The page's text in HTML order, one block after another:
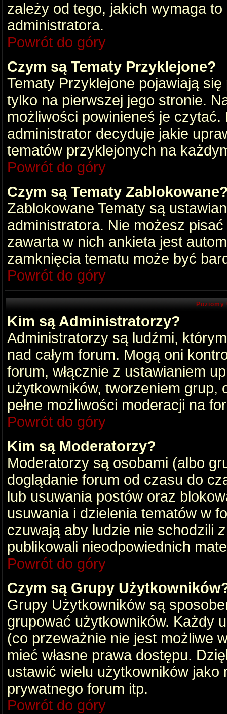
zależy od tego, jakich wymaga
administratora.
Powrót do góry
Czym są Tematy Przyklejone?
Tematy Przyklejone pojawiają
tylko na pierwszej jego stronie.
możliwości powinieneś je czytać.
administrator decyduje jakie
tematów przyklejonych na
Powrót do góry
Czym są Tematy
Zablokowane Tematy są
administratora. Nie możesz
zawarta w nich ankieta jest
zamknięcia tematu może być
Powrót do góry
Kim są Administratorzy?
Administratorzy są ludźmi,
nad całym forum. Mogą oni
forum, włącznie z ustawianiem
użytkowników, tworzeniem grup,
pełne możliwości moderacji na
Powrót do góry
Kim są Moderatorzy?
Moderatorzy są osobami (albo
doglądanie forum od czasu do
lub usuwania postów oraz
usuwania i dzielenia tematów w
czuwają aby ludzie nie schodzili
publikowali nieodpowiednich
Powrót do góry
Czym są Grupy
Grupy Użytkowników są
grupować użytkowników. Każdy
(co przeważnie nie jest możliwe
mieć własne prawa dostępu.
ustawić wielu użytkowników
prywatnego forum itp.
Powrót do góry